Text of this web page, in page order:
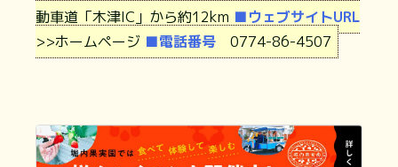
動車道「木津IC」から約12km ■ウェブサイトURL
>>ホームページ ■電話番号 0774-86-4507